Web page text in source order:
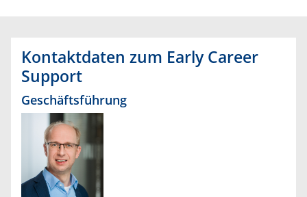
Kontaktdaten zum Early Career
Support
Geschäftsführung